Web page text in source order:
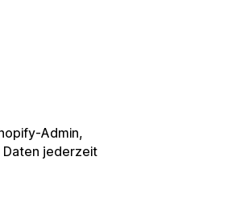
Admin,
Daten jederzeit